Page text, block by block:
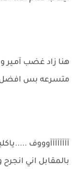
هنا زاد غضب آمـير
متسرعه بس افضل
آآآآآآآآوووف
بالمقابل اني